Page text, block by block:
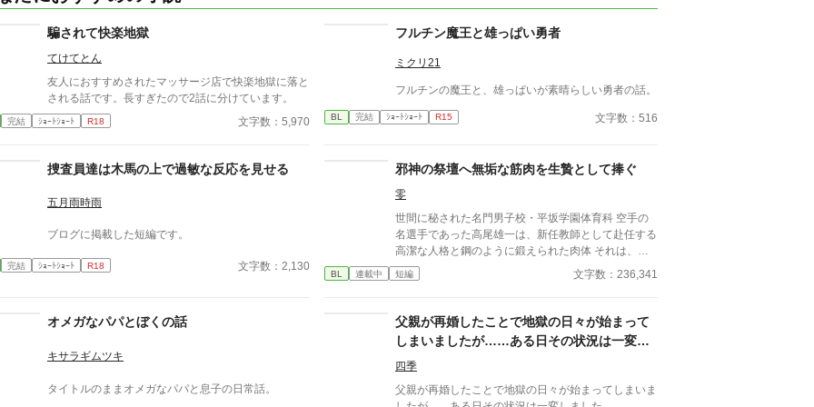
騙されて快楽地獄
てけてとん
友人におすすめされたマッサージ店で快楽地獄に落と
される話です。長すぎたので2話に分けています。
完結 ｼｮｰﾄｼｮｰﾄ R18 文字数：5,970
フルチン魔王と雄っぱい勇者
ミクリ21
フルチンの魔王と、雄っぱいが素晴らしい勇者の話。
BL 完結 ｼｮｰﾄｼｮｰﾄ R15 文字数：516
捜査員達は木馬の上で過敏な反応を見せる
五月雨時雨
ブログに掲載した短編です。
完結 ｼｮｰﾄｼｮｰﾄ R18 文字数：2,130
邪神の祭壇へ無垢な筋肉を生贄として捧ぐ
零
世間に秘された名門男子校・平坂学園体育科 空手の
名選手であった高尾雄一は、新任教師として赴任する
高潔な人格と鋼のように鍛えられた肉体 それは、学
園にとって最高の生贄の候補に他ならなかった 至高
の筋肉を持つ、精神を削られ意志をなくした青年を太
躍する 意志をなくし筋肉の操り人形と化した“デク”
消える教師 山奥の男子校で繰り広げられるダークフ
ァンタジー
BL 連載中 短編 文字数：236,341
オメガなパパとぼくの話
キサラギムツキ
タイトルのままオメガなパパと息子の日常話。
父親が再婚したことで地獄の日々が始まって
しまいましたが……ある日その状況は一変し
ました。
四季
父親が再婚したことで地獄の日々が始まってしまいま